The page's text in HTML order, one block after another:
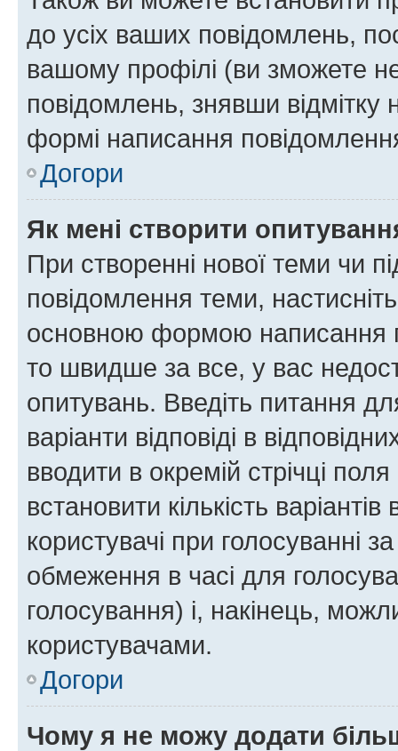
до усіх ваших повідомлень,
вашому профілі (ви зможете
повідомлень, знявши відмітку
формі написання
Догори
Як мені створити
При створенні нової теми чи
повідомлення теми,
основною формою написання
то швидше за все, у вас
опитувань. Введіть питання
варіанти відповіді в
вводити в окремій стрічці
встановити кількість
користувачі при голосуванні
обмеження в часі для
голосування) і, накінець,
користувачами.
Догори
Чому я не можу додати